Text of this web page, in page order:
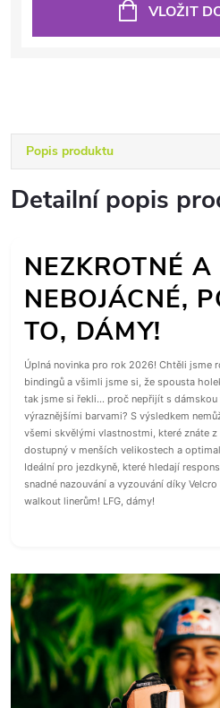
VLOŽIT
Popis produktu
Detailní popis
NEZKROTNÉ A
NEBOJÁCNÉ,
TO, DÁMY!
Úplná novinka pro rok 2026! Chtěli jsme
bindingů a všimli jsme si, že spousta
tak jsme si řekli… proč nepřijít s
výraznějšími barvami? S výsledkem
všemi skvělými vlastnostmi, které znáte z
dostupný v menších velikostech a
Ideální pro jezdkyně, které hledají
snadné nazouvání a vyzouvání díky
walkout linerům! LFG, dámy!